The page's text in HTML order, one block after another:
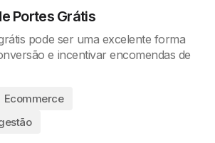
Portes Grátis
pode ser uma excelente forma
e incentivar encomendas de
Ecommerce